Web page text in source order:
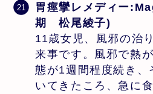
胃痙攣レメディー
期 松尾綾子)
11歳女児、風邪の治
来事です。風邪で熱
態が1週間程度続き、
いてきたころ、急に